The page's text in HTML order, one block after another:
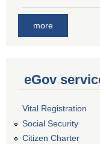
more
eGov
Vital Registration
Social Security
Citizen Charter